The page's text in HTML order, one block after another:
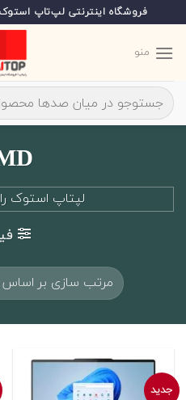
to
content
فروشگاه اینترنتی لپ‌تاپ
منو
جستجو
برای:
لپتاپ استوک
جدید